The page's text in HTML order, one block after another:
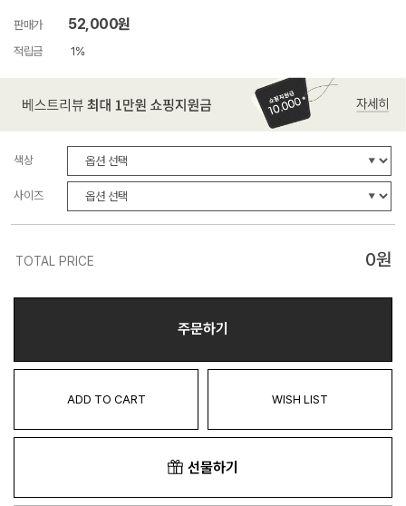
판매가 52,000원
적립금 1%
색상
사이즈
TOTAL PRICE 0원
주문하기
ADD TO CART WISH LIST
선물하기